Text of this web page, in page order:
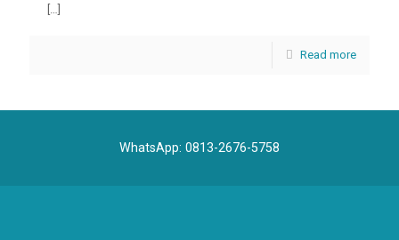
[…]
Read more
WhatsApp: 0813-2676-5758